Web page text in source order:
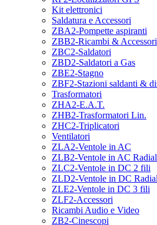
Kit elettronici
Saldatura e Accessori
ZBA2-Pompette aspiranti
ZBB2-Ricambi & Accessori
ZBC2-Saldatori
ZBD2-Saldatori a Gas
ZBE2-Stagno
ZBF2-Stazioni saldanti &
Trasformatori
ZHA2-E.A.T.
ZHB2-Trasformatori Lin.
ZHC2-Triplicatori
Ventilatori
ZLA2-Ventole in AC
ZLB2-Ventole in AC
ZLC2-Ventole in DC 2 fili
ZLD2-Ventole in DC
ZLE2-Ventole in DC 3 fili
ZLF2-Accessori
Ricambi Audio e Video
ZB2-Cinescopi